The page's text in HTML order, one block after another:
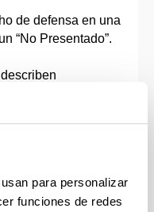
para personalizar
funciones de redes
de defensa en una
“No Presentado”.
del
de las
en las
trabajos